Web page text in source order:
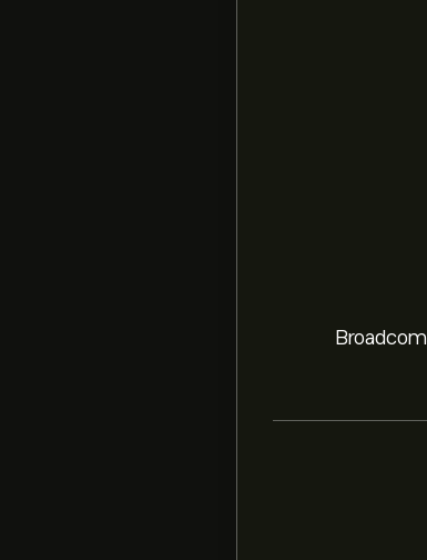
استعد لعام 2026 مع أسهم الذكاء الاصطناعي. تعمّق في إمكانيات شركات Nvidia وBroadcom